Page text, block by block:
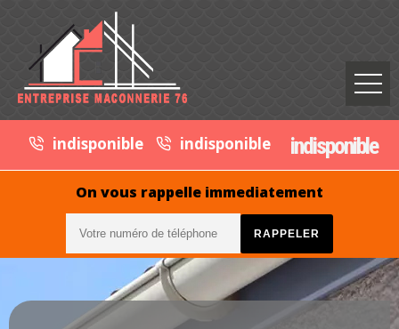
indisponible indisponible indisponible
On vous rappelle immediatement